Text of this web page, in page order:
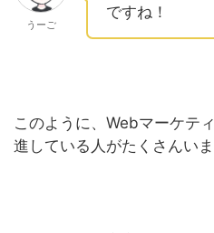
うーご
ですね！
このように、Webマーケテ
進している人がたくさんいま